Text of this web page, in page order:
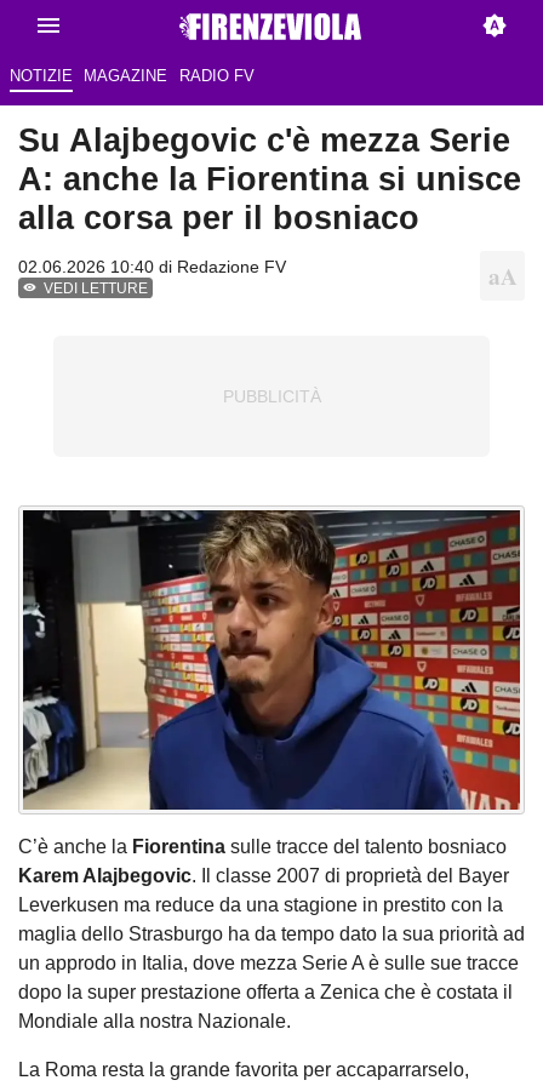
NOTIZIE MAGAZINE RADIO FV
Su Alajbegovic c'è mezza Serie
A: anche la Fiorentina si unisce
alla corsa per il bosniaco
02.06.2026 10:40 di Redazione FV
VEDI LETTURE
C’è anche la Fiorentina sulle tracce del talento bosniaco
Karem Alajbegovic. Il classe 2007 di proprietà del Bayer
Leverkusen ma reduce da una stagione in prestito con la
maglia dello Strasburgo ha da tempo dato la sua priorità ad
un approdo in Italia, dove mezza Serie A è sulle sue tracce
dopo la super prestazione offerta a Zenica che è costata il
Mondiale alla nostra Nazionale.
La Roma resta la grande favorita per accaparrarselo,